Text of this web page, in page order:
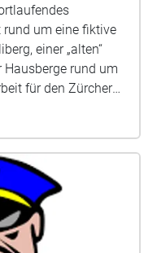
um eine fiktive
einer „alten“
rund um
Intimität in der
Audiowalk
Geräuschen,
und Realitäten
A. Säidow,